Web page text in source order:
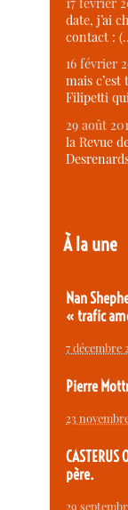
date, j’ai
contact :
16 février
mais
Filipetti
29 août
la Revue
À la une
Nan
« trafic
7 décembre
Pierre
23
père.
29